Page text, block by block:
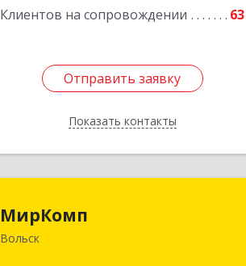
Клиентов на сопровождении 63
Отправить заявку
Показать контакты
Подробнее
Отправить заявку
Назад
МирКомп
Вольск412900, Саратовская обл, Вольск г,